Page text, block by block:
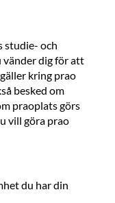
studie- och
vänder dig för att
kring prao
besked om
praoplats görs
vill göra prao
du har din